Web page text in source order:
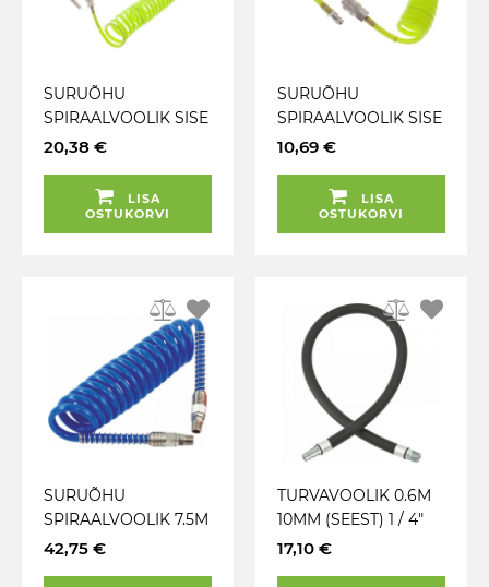
SURUÕHU
SPIRAALVOOLIK SISE
5MM. VÄLIS 8MM.
CARMOTION
20,38 €
LISA
OSTUKORVI
SURUÕHU
SPIRAALVOOLIK SISE
5MM. VÄLIS 8MM.
CARMOTION
10,69 €
LISA
OSTUKORVI
SURUÕHU
SPIRAALVOOLIK 7.5M
8X12MM 1 / 4"-1 / 4"VK.
42,75 €
TURVAVOOLIK 0.6M
10MM (SEEST) 1 / 4"
VK JA XF-KIIRLIITMIK.
17,10 €